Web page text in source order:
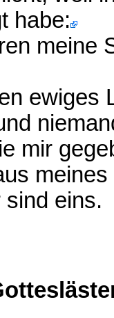
habe:
meine
ewiges
mir
sind eins.